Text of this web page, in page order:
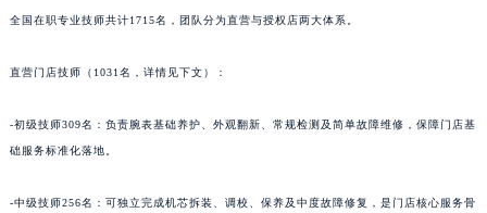
全国在职专业技师共计1715名，团队分为直营与授权店两大体系。
直营门店技师（1031名，详情见下文）：
-初级技师309名：负责腕表基础养护、外观翻新、常规检测及简单故障维修，保障门店基
础服务标准化落地。
-中级技师256名：可独立完成机芯拆装、调校、保养及中度故障修复，是门店核心服务骨